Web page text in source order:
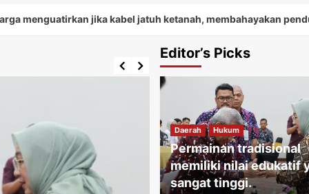
jika kabel jatuh ketanah, membahayakan penduduk
Editor’s Picks
Daerah Hukum
Permainan tradisional
memiliki nilai edukatif
sangat tinggi.